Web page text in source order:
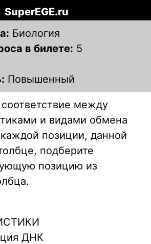
SuperEGE.ru
Биология
в билете: 5
Повышенный
соответствие между
и видами обмена
позиции, данной
подберите
позицию из
ДНК